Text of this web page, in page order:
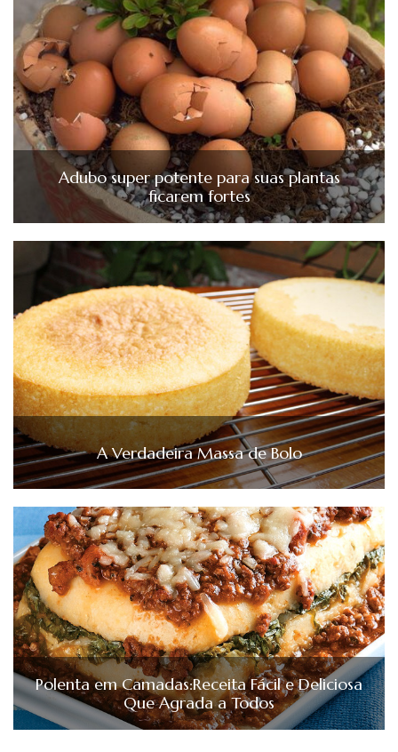
Adubo super potente para suas plantas
ficarem fortes
A Verdadeira Massa de Bolo
Polenta em Camadas:Receita Fácil e Deliciosa
Que Agrada a Todos